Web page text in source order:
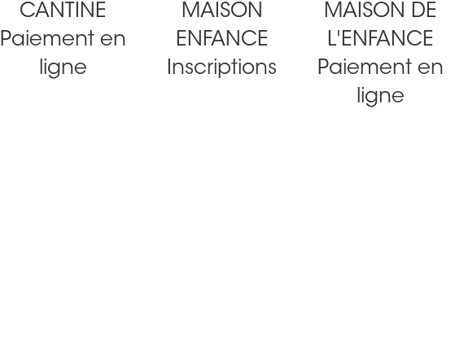
CANTINE
Paiement en
ligne
MAISON
ENFANCE
Inscriptions
MAISON DE
L'ENFANCE
Paiement en
ligne